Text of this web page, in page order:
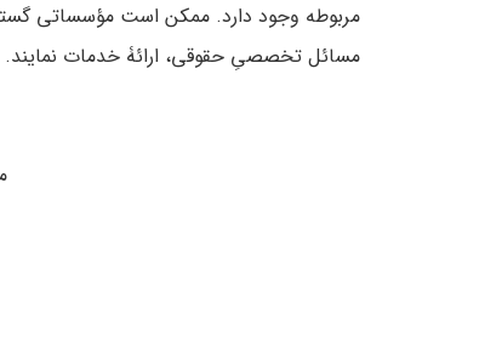
مربوطه وجود دارد. ممکن است مؤسساتی
مسائل تخصصیِ حقوقی، ارائۀ خدمات نمایند.